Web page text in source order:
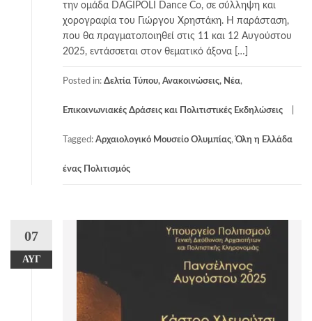
την ομάδα DAGIPOLI Dance Co, σε σύλληψη και
χορογραφία του Γιώργου Χρηστάκη. Η παράσταση,
που θα πραγματοποιηθεί στις 11 και 12 Αυγούστου
2025, εντάσσεται στον θεματικό άξονα […]
Posted in: Δελτία Τύπου, Ανακοινώσεις, Νέα,
Επικοινωνιακές Δράσεις και Πολιτιστικές Εκδηλώσεις
Tagged: Αρχαιολογικό Μουσείο Ολυμπίας,Όλη η Ελλάδα
ένας Πολιτισμός
07
ΑΥΓ